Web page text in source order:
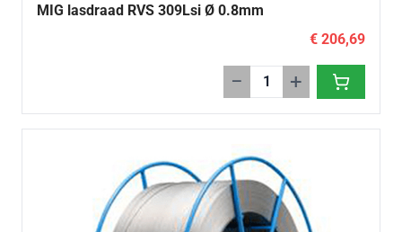
MIG lasdraad RVS 309Lsi Ø 0.8mm
€ 206,69
− +